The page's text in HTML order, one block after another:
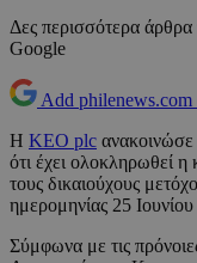
Δες περισσότερα άρθρα
Google
Add
Η KEO plc
ότι έχει ολοκληρωθεί η
τους δικαιούχους
ημερομηνίας 25
Σύμφωνα με τις